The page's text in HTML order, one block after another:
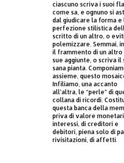
ciascuno scriva i suoi
come sa, e ognuno si
dal giudicare la forma e
perfezione stilistica
scritto di un altro, o
polemizzare. Semmai,
il frammento di un altro
sue aggiunte, o scriva il
sana pianta.
assieme, questo
Infiliamo, una accanto
all’altra, le “perle” di
collana di ricordi.
questa banca della
priva di valore
interessi, di creditori e
debitori, piena solo di
rivisitazioni, di affetti.